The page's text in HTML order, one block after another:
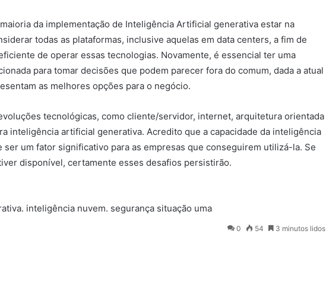
da implementação de Inteligência Artificial generativa estar na
todas as plataformas, inclusive aquelas em data centers, a fim de
de operar essas tecnologias. Novamente, é essencial ter uma
para tomar decisões que podem parecer fora do comum, dada a atual
as melhores opções para o negócio.
tecnológicas, como cliente/servidor, internet, arquitetura orientada
inteligência artificial generativa. Acredito que a capacidade da inteligência
um fator significativo para as empresas que conseguirem utilizá-la. Se
disponível, certamente esses desafios persistirão.
inteligência nuvem. segurança situação uma
0 54 3 minutos lidos